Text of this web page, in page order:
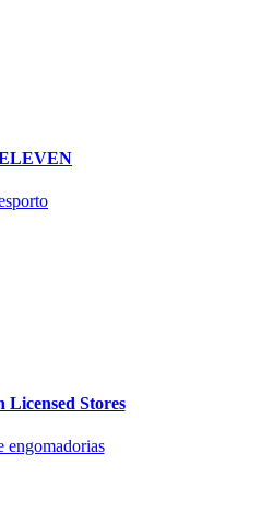
Licensed Stores
engomadorias